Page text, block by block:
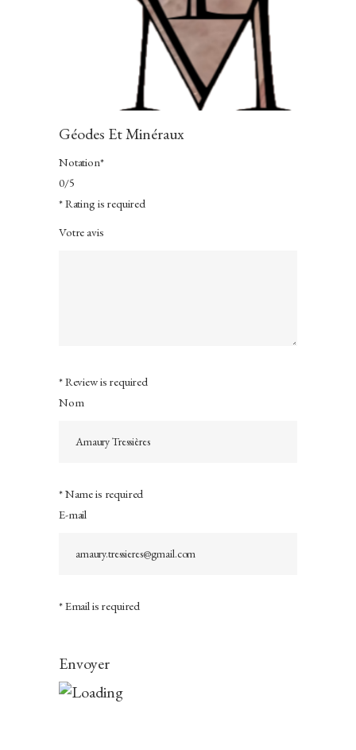
Géodes Et Minéraux
Notation*
0/5
* Rating is required
Votre avis
* Review is required
Nom
* Name is required
E-mail
* Email is required
Envoyer